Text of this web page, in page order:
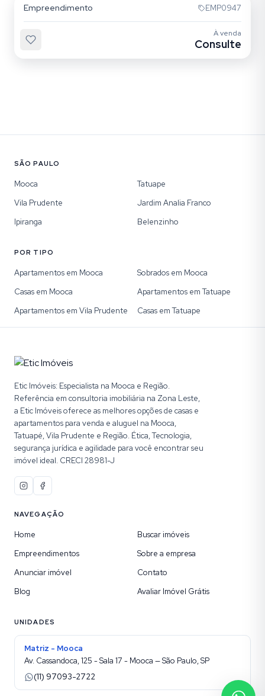
Empreendimento EMP0947
À venda
Consulte
SÃO PAULO
Mooca
Tatuape
Vila Prudente
Jardim Analia Franco
Ipiranga
Belenzinho
POR TIPO
Apartamentos em Mooca
Sobrados em Mooca
Casas em Mooca
Apartamentos em Tatuape
Apartamentos em Vila Prudente
Casas em Tatuape
Etic Imóveis: Especialista na Mooca e Região.
Referência em consultoria imobiliária na Zona Leste,
a Etic Imóveis oferece as melhores opções de casas e
apartamentos para venda e aluguel na Mooca,
Tatuapé, Vila Prudente e Região. Ética, Tecnologia,
segurança jurídica e agilidade para você encontrar seu
imóvel ideal. CRECI 28981-J
NAVEGAÇÃO
Home
Buscar imóveis
Empreendimentos
Sobre a empresa
Anunciar imóvel
Contato
Blog
Avaliar Imóvel Grátis
UNIDADES
Matriz - Mooca
Av. Cassandoca, 125 - Sala 17 - Mooca — São Paulo, SP
(11) 97093-2722